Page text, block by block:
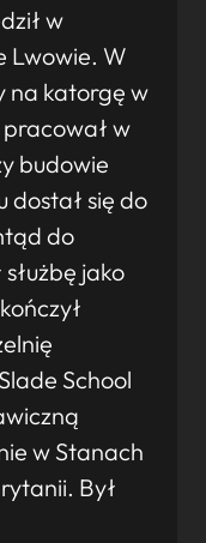
w
Lwowie. W
na katorgę w
w
budowie
dostał się do
do
jako
School
w Stanach
Był